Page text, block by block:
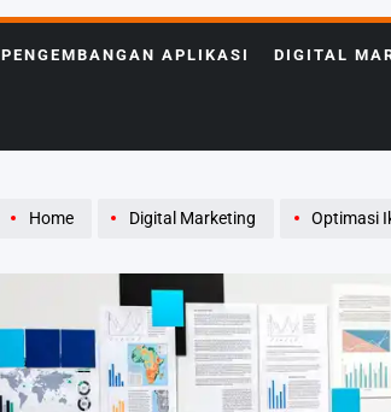
PENGEMBANGAN APLIKASI DIGITAL
Home Digital Marketing Optimasi